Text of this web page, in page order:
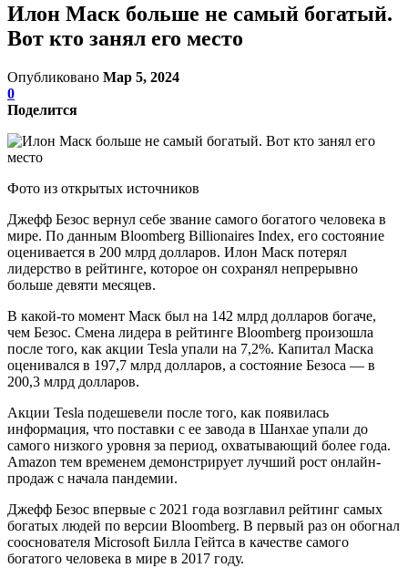
Илон Маск больше не самый богатый.
Вот кто занял его место
Опубликовано Мар 5, 2024
0
Поделится
Фото из открытых источников
Джефф Безос вернул себе звание самого богатого человека в
мире. По данным Bloomberg Billionaires Index, его состояние
оценивается в 200 млрд долларов. Илон Маск потерял
лидерство в рейтинге, которое он сохранял непрерывно
больше девяти месяцев.
В какой-то момент Маск был на 142 млрд долларов богаче,
чем Безос. Смена лидера в рейтинге Bloomberg произошла
после того, как акции Tesla упали на 7,2%. Капитал Маска
оценивался в 197,7 млрд долларов, а состояние Безоса — в
200,3 млрд долларов.
Акции Tesla подешевели после того, как появилась
информация, что поставки с ее завода в Шанхае упали до
самого низкого уровня за период, охватывающий более года.
Amazon тем временем демонстрирует лучший рост онлайн-
продаж с начала пандемии.
Джефф Безос впервые с 2021 года возглавил рейтинг самых
богатых людей по версии Bloomberg. В первый раз он обогнал
сооснователя Microsoft Билла Гейтса в качестве самого
богатого человека в мире в 2017 году.